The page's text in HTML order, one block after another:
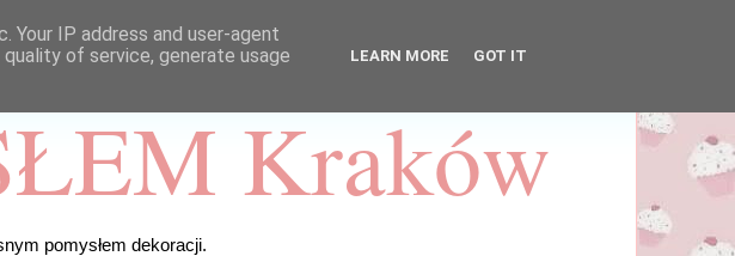
Kraków
pomysłem dekoracji.
IP address and user-agent
of service, generate usage
LEARN MORE GOT IT